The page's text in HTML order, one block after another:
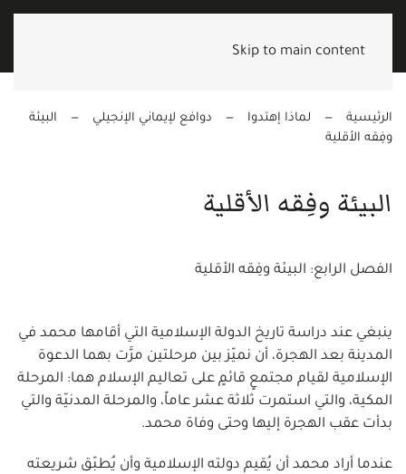
Skip to main content
الرئيسية لماذا إهتدوا دوافع لإيماني الإنجيلي
البيئة
وفِقه الأقلية
البيئة وفِقه الأقلية
الفصل الرابع: البيئة وفِقه الأقلية
ينبغي عند دراسة تاريخ الدولة الإسلامية التي أقامها محمد في
المدينة بعد الهجرة، أن نميّز بين مرحلتين مرَّت بهما الدعوة
الإسلامية لقيام مجتمعٍ قائمٍ على تعاليم الإسلام هما: المرحلة
المكية، والتي استمرت ثلاثة عشر عاماً، والمرحلة المدنيّة والتي
بدأت عقب الهجرة إليها وحتى وفاة محمد.
عندما أراد محمد أن يُقيم دولته الإسلامية وأن يُطبّق شريعته